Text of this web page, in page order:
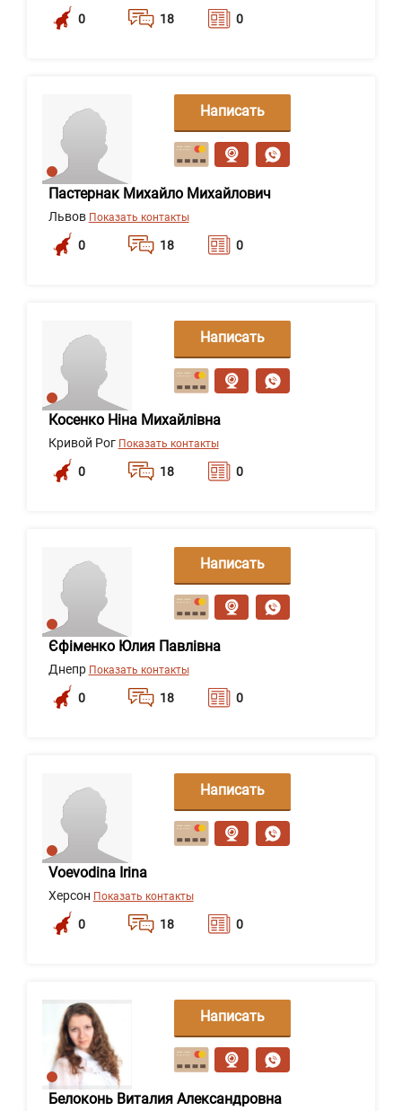
0 18 0
Пастернак Михайло Михайлович
Львов Показать контакты
0 18 0
Написать
сообщение
Косенко Ніна Михайлівна
Кривой Рог Показать контакты
0 18 0
Написать
сообщение
Єфіменко Юлия Павлівна
Днепр Показать контакты
0 18 0
Написать
сообщение
Voevodina Irina
Херсон Показать контакты
0 18 0
Написать
сообщение
Белоконь Виталия Александровна
Написать
сообщение